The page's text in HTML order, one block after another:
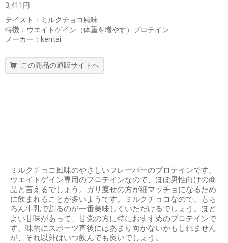
3,411円
テイスト：ミルクチョコ風味
特徴：ウエイトゲイン（体重を増やす）プロテイン
メーカー：kentai
この商品の通販サイトへ
ミルクチョコ風味のやさしいフレーバーのプロテインです。
ウエイトゲイン専用のプロテインなので、ほぼ男性向けの商
品と言えるでしょう。ガリ痩せの方が細マッチョになるため
に飲まれることが多いようです。ミルクチョコなので、もち
ろん牛乳で割るのが一番美味しくいただけるでしょう。ほど
よい甘味があって、甘党の方に特におすすめのプロテインで
す。味的にスポーツ直後にはあまり向かないかもしれません
が、それ以外はいつ飲んでも良いでしょう。